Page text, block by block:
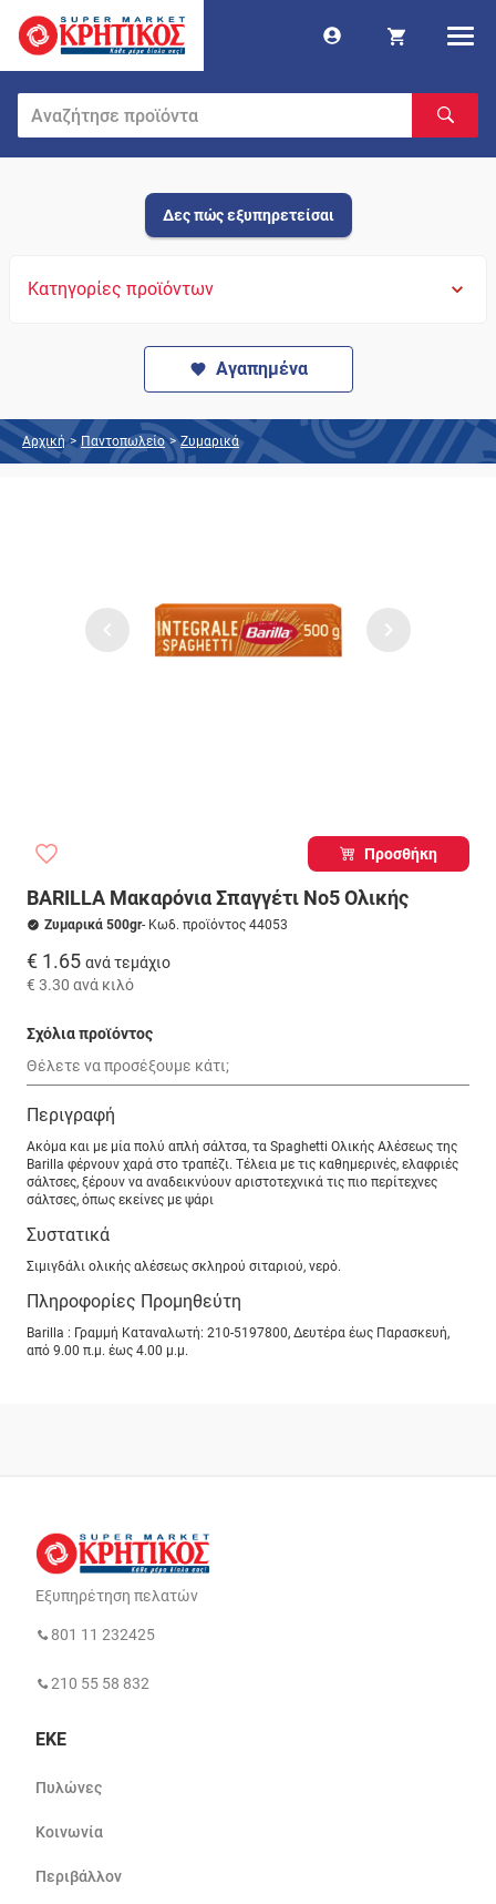
Δες πώς εξυπηρετείσαι
Κατηγορίες προϊόντων
Αγαπημένα
Αρχική > Παντοπωλείο > Ζυμαρικά
Προσθήκη
BARILLA Μακαρόνια Σπαγγέτι Νο5 Ολικής
Ζυμαρικά 500gr- Κωδ. προϊόντος 44053
€ 1.65 ανά τεμάχιο
€ 3.30 ανά κιλό
Σχόλια προϊόντος
Περιγραφή
Ακόμα και με μία πολύ απλή σάλτσα, τα Spaghetti Ολικής Αλέσεως της
Barilla φέρνουν χαρά στο τραπέζι. Τέλεια με τις καθημερινές, ελαφριές
σάλτσες, ξέρουν να αναδεικνύουν αριστοτεχνικά τις πιο περίτεχνες
σάλτσες, όπως εκείνες με ψάρι
Συστατικά
Σιμιγδάλι ολικής αλέσεως σκληρού σιταριού, νερό.
Πληροφορίες Προμηθεύτη
Barilla : Γραμμή Καταναλωτή: 210-5197800, Δευτέρα έως Παρασκευή,
από 9.00 π.μ. έως 4.00 μ.μ.
Εξυπηρέτηση πελατών
801 11 232425
210 55 58 832
ΕΚΕ
Πυλώνες
Κοινωνία
Περιβάλλον